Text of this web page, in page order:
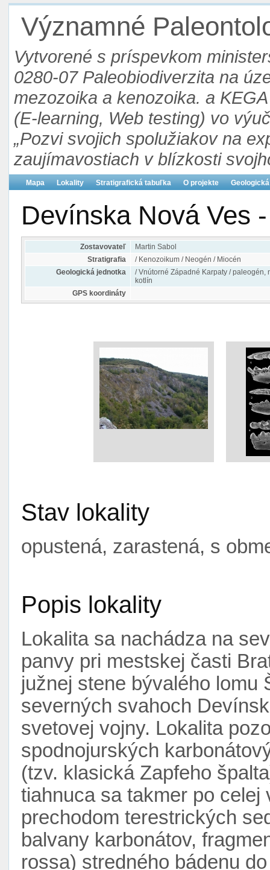
Významné
Vytvorené s príspevkom
0280-07 Paleobiodiverzita na
mezozoika a kenozoika. a
(E-learning, Web testing) vo
„Pozvi svojich spolužiakov na
zaujímavostiach v blízkosti
Mapa Lokality Stratigrafická tabuľka O projekte
Devínska Nová Ves
Zostavovateľ
Martin Sabol
Stratigrafia
/ Kenozoikum / Neogén / Miocén
Geologická jednotka
/ Vnútorné Západné Karpaty / paleogén,
kotlín
GPS koordináty
Stav lokality
opustená, zarastená, s
Popis lokality
Lokalita sa nachádza na
panvy pri mestskej časti
južnej stene bývalého lomu
severných svahoch
svetovej vojny. Lokalita
spodnojurských
(tzv. klasická Zapfeho
tiahnuca sa takmer po
prechodom terestrických
balvany karbonátov,
rossa) stredného bádenu